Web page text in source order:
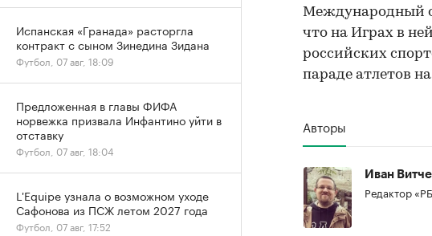
Международный
что на Играх в
российских
параде атлетов
Авторы
Иван
Редактор
Испанская «Гранада» расторгла
контракт с сыном Зинедина Зидана
Футбол, 07 авг, 18:09
Предложенная в главы ФИФА
норвежка призвала Инфантино уйти в
отставку
Футбол, 07 авг, 18:04
L'Equipe узнала о возможном уходе
Сафонова из ПСЖ летом 2027 года
Футбол, 07 авг, 17:52